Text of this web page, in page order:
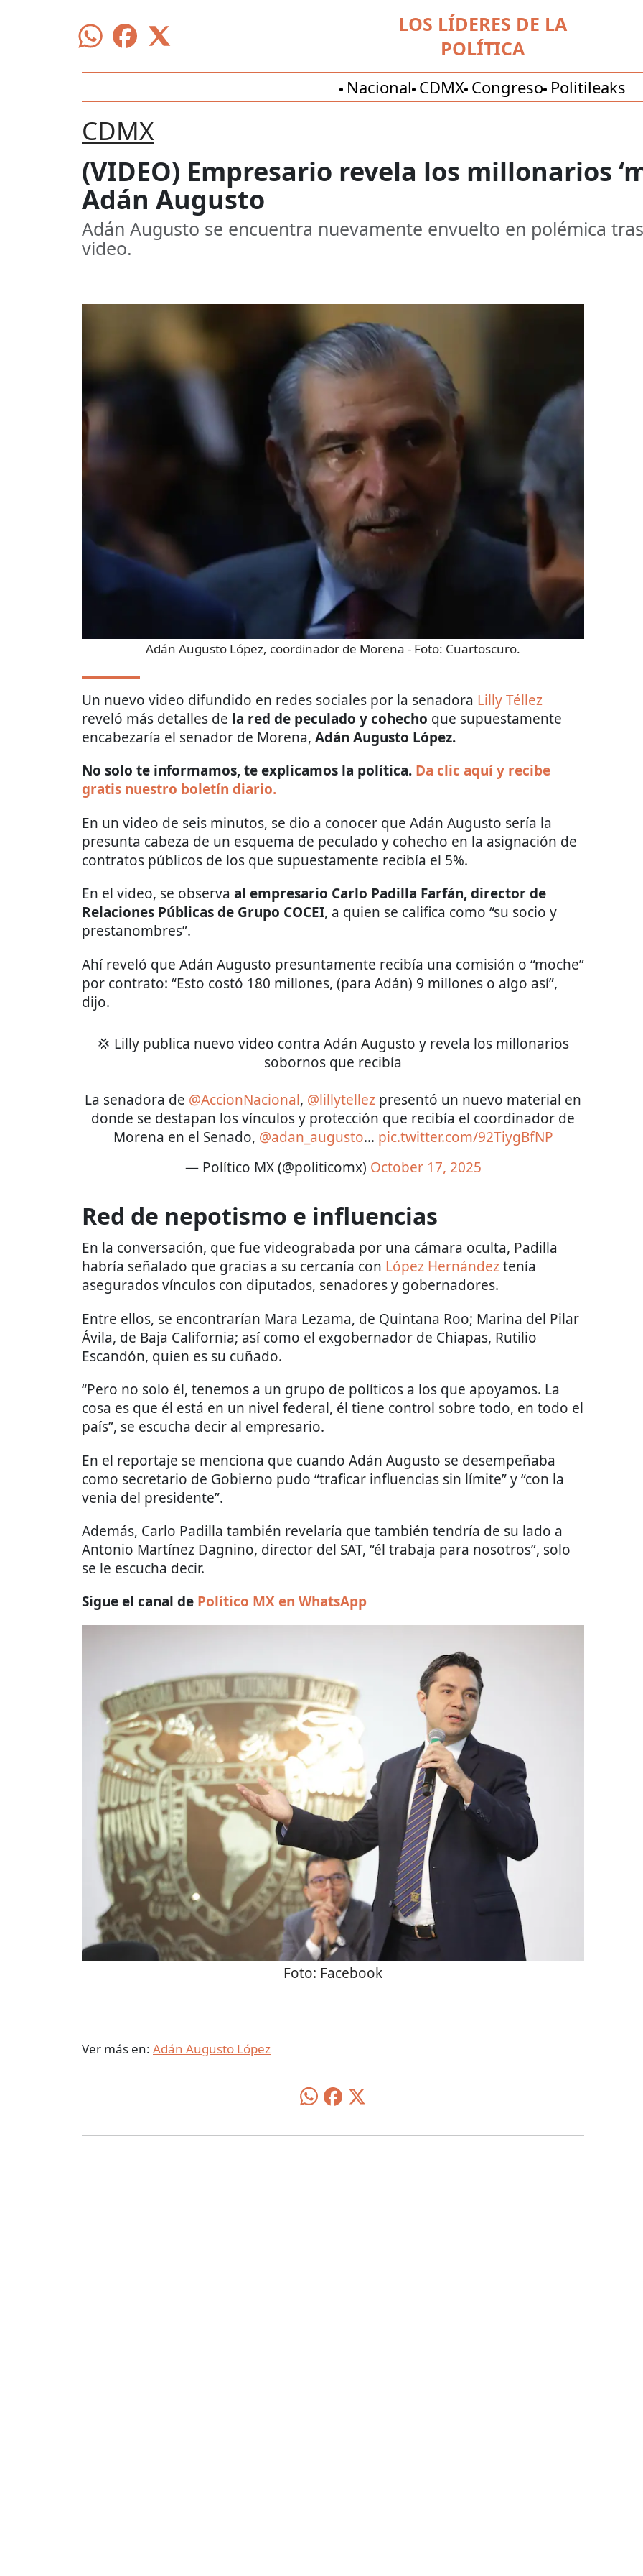
LOS LÍDERES DE LA
POLÍTICA
Nacional CDMX Congreso Politileaks
CDMX
(VIDEO) Empresario revela los millonarios
Adán Augusto
Adán Augusto se encuentra nuevamente envuelto en polémica
video.
Adán Augusto López, coordinador de Morena - Foto: Cuartoscuro.
Un nuevo video difundido en redes sociales por la senadora Lilly Téllez
reveló más detalles de la red de peculado y cohecho que supuestamente
encabezaría el senador de Morena, Adán Augusto López.
No solo te informamos, te explicamos la política. Da clic aquí y recibe
gratis nuestro boletín diario.
En un video de seis minutos, se dio a conocer que Adán Augusto sería la
presunta cabeza de un esquema de peculado y cohecho en la asignación de
contratos públicos de los que supuestamente recibía el 5%.
En el video, se observa al empresario Carlo Padilla Farfán, director de
Relaciones Públicas de Grupo COCEI, a quien se califica como “su socio y
prestanombres”.
Ahí reveló que Adán Augusto presuntamente recibía una comisión o “moche”
por contrato: “Esto costó 180 millones, (para Adán) 9 millones o algo así”,
dijo.
💢 Lilly publica nuevo video contra Adán Augusto y revela los millonarios
sobornos que recibía
La senadora de @AccionNacional, @lillytellez presentó un nuevo material en
donde se destapan los vínculos y protección que recibía el coordinador de
Morena en el Senado, @adan_augusto… pic.twitter.com/92TiygBfNP
— Político MX (@politicomx) October 17, 2025
Red de nepotismo e influencias
En la conversación, que fue videograbada por una cámara oculta, Padilla
habría señalado que gracias a su cercanía con López Hernándeztenía
asegurados vínculos con diputados, senadores y gobernadores.
Entre ellos, se encontrarían Mara Lezama, de Quintana Roo; Marina del Pilar
Ávila, de Baja California; así como el exgobernador de Chiapas, Rutilio
Escandón, quien es su cuñado.
“Pero no solo él, tenemos a un grupo de políticos a los que apoyamos. La
cosa es que él está en un nivel federal, él tiene control sobre todo, en todo el
país”, se escucha decir al empresario.
En el reportaje se menciona que cuando Adán Augusto se desempeñaba
como secretario de Gobierno pudo “traficar influencias sin límite” y “con la
venia del presidente”.
Además, Carlo Padilla también revelaría que también tendría de su lado a
Antonio Martínez Dagnino, director del SAT, “él trabaja para nosotros”, solo
se le escucha decir.
Sigue el canal de Político MX en WhatsApp
Foto: Facebook
Ver más en: Adán Augusto López